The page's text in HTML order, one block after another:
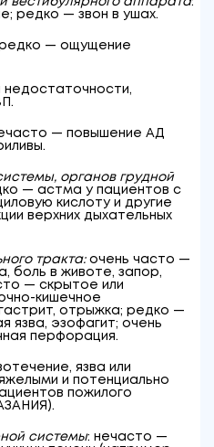
редко — звон в ушах.
— ощущение
— повышение АД
органов грудной
— астма у пациентов с
кислоту и другие
верхних дыхательных
тракта:очень часто —
боль в животе, запор,
— скрытое или
кишечное
отрыжка; редко —
язва, эзофагит; очень
перфорация.
язва или
и потенциально
пожилого
системы: нечасто —